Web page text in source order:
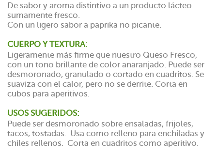
De sabor y aroma distintivo a un producto lácteo
sumamente fresco.
Con un ligero sabor a paprika no picante.
CUERPO Y TEXTURA:
Ligeramente más firme que nuestro Queso Fresco,
con un tono brillante de color anaranjado. Puede ser
desmoronado, granulado o cortado en cuadritos. Se
suaviza con el calor, pero no se derrite. Corta en
cubos para aperitivos.
USOS SUGERIDOS:
Puede ser desmoronado sobre ensaladas, frijoles,
tacos, tostadas. Usa como relleno para enchiladas y
chiles rellenos. Corta en cuadritos como aperitivo.